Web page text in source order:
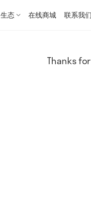
生态 在线商城 联系我们
Thanks